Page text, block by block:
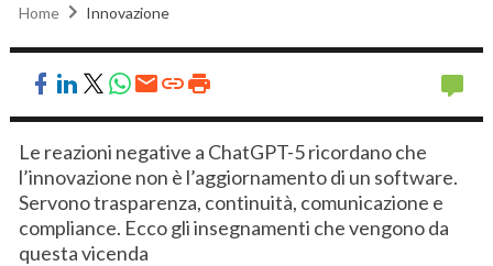
Home Innovazione
Le reazioni negative a ChatGPT-5 ricordano che
l’innovazione non è l’aggiornamento di un software.
Servono trasparenza, continuità, comunicazione e
compliance. Ecco gli insegnamenti che vengono da
questa vicenda